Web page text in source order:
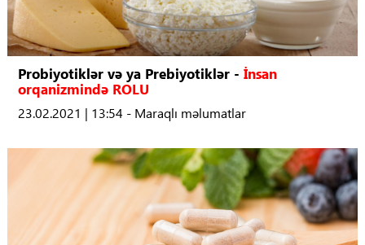
Probiyotiklər və ya Prebiyotiklər - İnsan
orqanizmində ROLU
23.02.2021 | 13:54 - Maraqlı məlumatlar